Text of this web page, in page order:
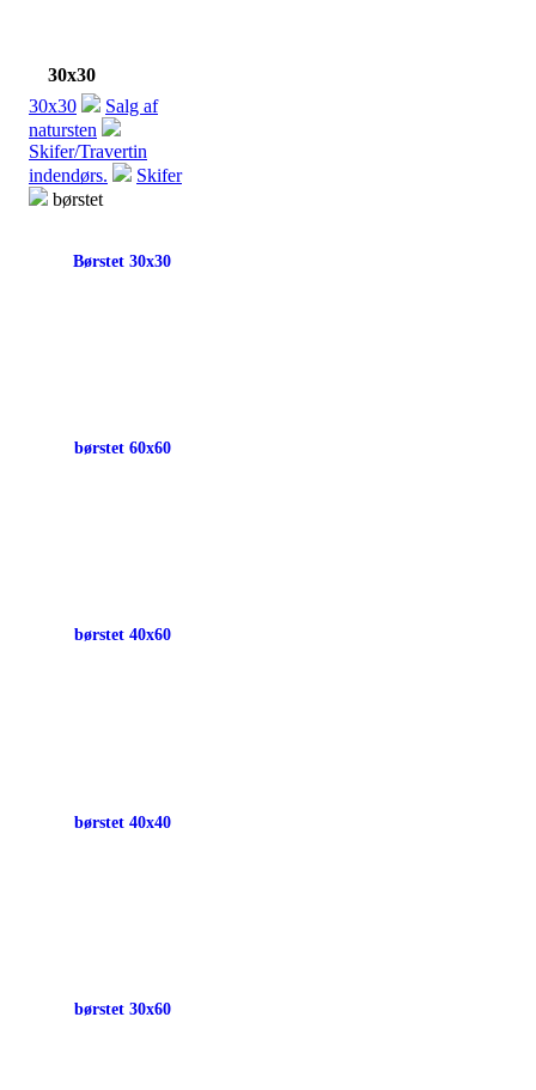
30x30
30x30
Salg af
natursten
Skifer/Travertin
indendørs.
Skifer
børstet
Børstet 30x30
børstet 60x60
børstet 40x60
børstet 40x40
børstet 30x60